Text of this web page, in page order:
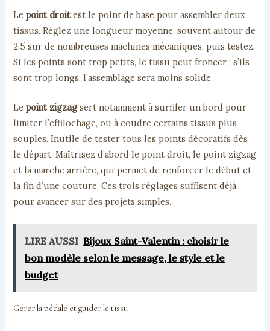
Lepoint droit est le point de base pour assembler deux
tissus. Réglez une longueur moyenne, souvent autour de
2,5 sur de nombreuses machines mécaniques, puis testez.
Si les points sont trop petits, le tissu peut froncer ; s’ils
sont trop longs, l’assemblage sera moins solide.
Lepoint zigzagsert notamment à surfiler un bord pour
limiter l’effilochage, ou à coudre certains tissus plus
souples. Inutile de tester tous les points décoratifs dès
le départ. Maîtrisez d’abord le point droit, le point zigzag
et la marche arrière, qui permet de renforcer le début et
la fin d’une couture. Ces trois réglages suffisent déjà
pour avancer sur des projets simples.
LIRE AUSSI Bijoux Saint-Valentin : choisir le
bon modèle selon le message, le style et le
budget
Gérer la pédale et guider le tissu